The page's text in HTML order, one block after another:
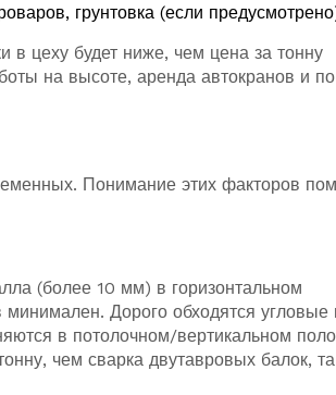
грунтовка (если
в цеху будет ниже, чем цена за тонну
на высоте, аренда автокранов и
Понимание этих факторов
(более 10 мм) в горизонтальном
минимален. Дорого обходятся
в потолочном/вертикальном
чем сварка двутавровых балок,